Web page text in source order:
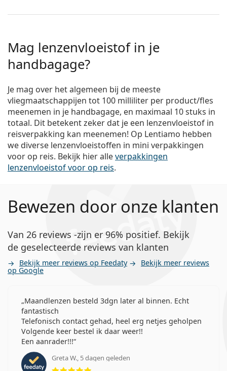
Mag lenzenvloeistof in je
handbagage?
Je mag over het algemeen bij de meeste
vliegmaatschappijen tot 100 milliliter per product/fles
meenemen in je handbagage, en maximaal 10 stuks in
totaal. Dit betekent zeker dat je een lenzenvloeistof in
reisverpakking kan meenemen! Op Lentiamo hebben
we diverse lenzenvloeistoffen in mini verpakkingen
voor op reis. Bekijk hier alleverpakkingen
lenzenvloeistof voor op reis.
Bewezen door onze klanten
Van 26 reviews -zijn er 96% positief. Bekijk
de geselecteerde reviews van klanten
Bekijk meer reviews op Feedaty Bekijk meer reviews
op Google
Maandlenzen besteld 3dgn later al binnen. Echt
fantastisch
Telefonisch contact gehad, heel erg netjes geholpen
Volgende keer bestel ik daar weer!!
Een aanrader!!!
Greta W., 5 dagen geleden
Beoordeling 5 van 5